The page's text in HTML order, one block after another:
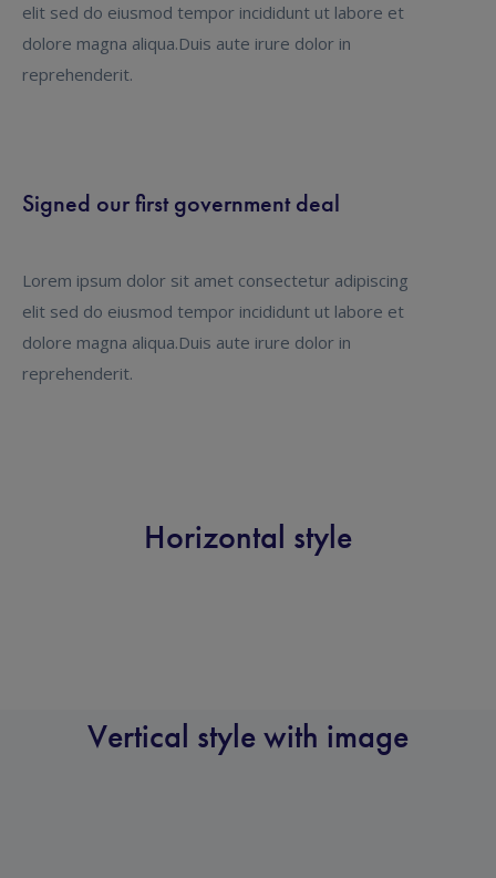
elit sed do eiusmod tempor incididunt ut labore et
dolore magna aliqua.Duis aute irure dolor in
reprehenderit.
Signed our first government deal
Lorem ipsum dolor sit amet consectetur adipiscing
elit sed do eiusmod tempor incididunt ut labore et
dolore magna aliqua.Duis aute irure dolor in
reprehenderit.
Horizontal style
Vertical style with image